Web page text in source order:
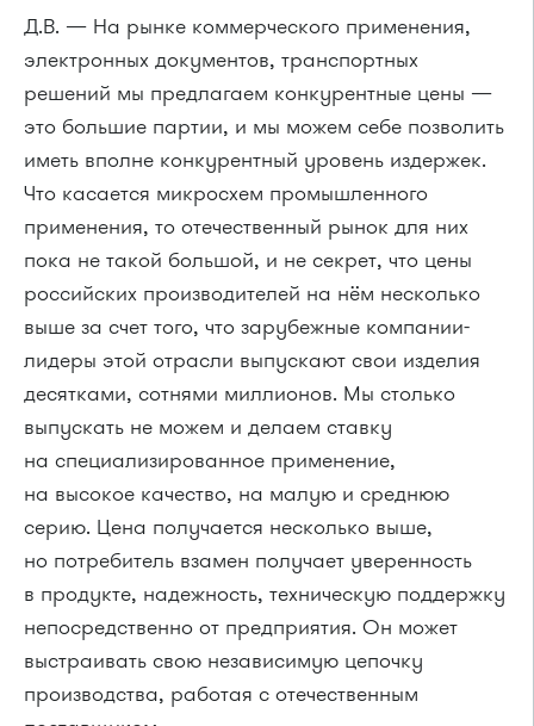
Д.В. — На рынке коммерческого применения,
электронных документов, транспортных
решений мы предлагаем конкурентные цены —
это большие партии, и мы можем себе позволить
иметь вполне конкурентный уровень издержек.
Что касается микросхем промышленного
применения, то отечественный рынок для них
пока не такой большой, и не секрет, что цены
российских производителей на нём несколько
выше за счет того, что зарубежные компании-
лидеры этой отрасли выпускают свои изделия
десятками, сотнями миллионов. Мы столько
выпускать не можем и делаем ставку
на специализированное применение,
на высокое качество, на малую и среднюю
серию. Цена получается несколько выше,
но потребитель взамен получает уверенность
в продукте, надежность, техническую поддержку
непосредственно от предприятия. Он может
выстраивать свою независимую цепочку
производства, работая с отечественным